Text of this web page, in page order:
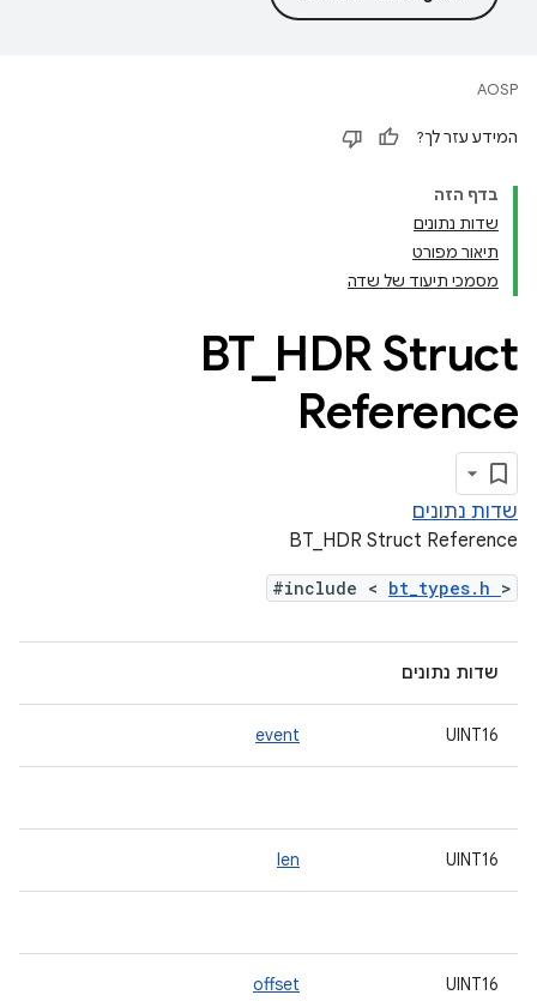
AOSP
המידע עזר לך?
בדף הזה
שדות נתונים
תיאור מפורט
מסמכי תיעוד של שדה
BT_ HDR Struct
Reference
שדות נתונים
BT_HDR Struct Reference
#include < bt_types.h >
שדות נתונים
UINT16
event
UINT16
len
UINT16
offset